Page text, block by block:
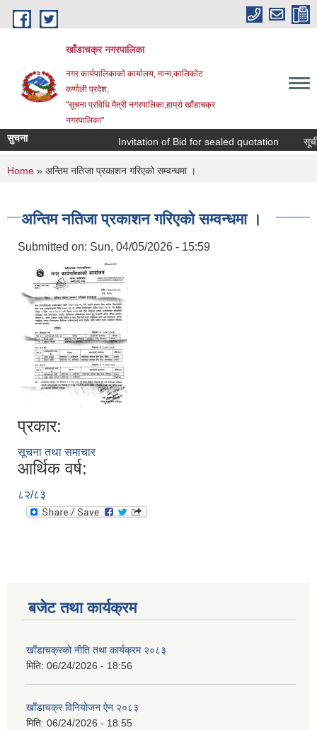
Skip to main content
खाँडाचक्र नगरपालिका
नगर कार्यपालिकाकाे कार्यालय, मान्म,कालिकाेट
क‍र्णाली प्रदेश,
"सूचना प्रविधि मैत्री नगरपालिका,हाम्राे खाँडाचक्र
नगरपालिका"
सुचना Invitation of Bid for sealed quotation
You are here
Home » अन्तिम नतिजा प्रकाशन गरिएको सम्वन्धमा ।
अन्तिम नतिजा प्रकाशन गरिएको सम्वन्धमा ।
Submitted on: Sun, 04/05/2026 - 15:59
प्रकार:
सूचना तथा समाचार
आर्थिक वर्ष:
८२/८३
बजेट तथा कार्यक्रम
खाँडाचक्रको नीति तथा कार्यक्रम २०८३
मिति: 06/24/2026 - 18:56
खाँडाचक्र विनियोजन ऐन २०८३
मिति: 06/24/2026 - 18:55